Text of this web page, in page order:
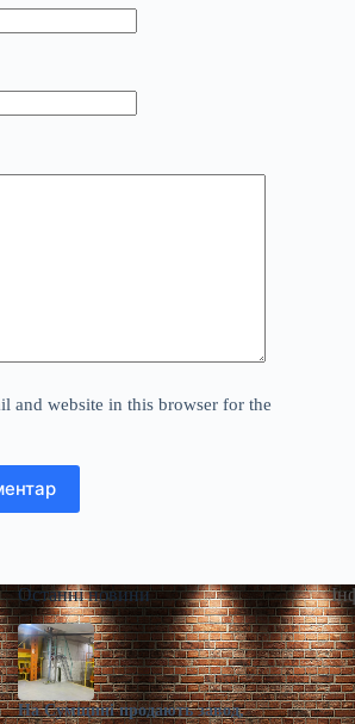
and website in this browser for the
Останні новини
На Сумщині продають завод,